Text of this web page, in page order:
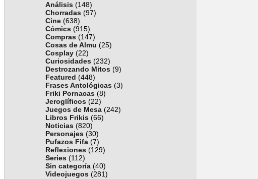
Análisis (148)
Chorradas (97)
Cine (638)
Cómics (915)
Compras (147)
Cosas de Almu (25)
Cosplay (22)
Curiosidades (232)
Destrozando Mitos (9)
Featured (448)
Frases Antológicas (3)
Friki Pornacas (8)
Jeroglíficos (22)
Juegos de Mesa (242)
Libros Frikis (66)
Noticias (820)
Personajes (30)
Pufazos Fifa (7)
Reflexiones (129)
Series (112)
Sin categoría (40)
Videojuegos (281)